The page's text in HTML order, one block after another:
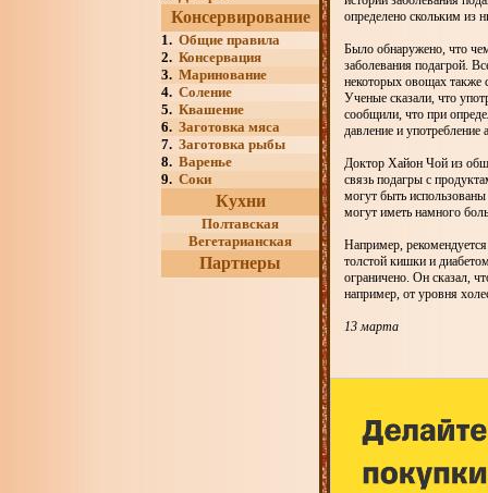
Консервирование
1. Общие правила
2. Консервация
3. Маринование
4. Соление
5. Квашение
6. Заготовка мяса
7. Заготовка рыбы
8. Варенье
9. Соки
Кухни
Полтавская
Вегетарианская
Партнеры
определено скольким из
Было обнаружено, что
заболевания подагрой.
некоторых овощах также
Ученые сказали, что
сообщили, что при
давление и употребление
Доктор Хайон Чой из
связь подагры с
могут быть
могут иметь намного
Например,
толстой кишки и
ограничено. Он сказал,
например, от уровня
13 марта